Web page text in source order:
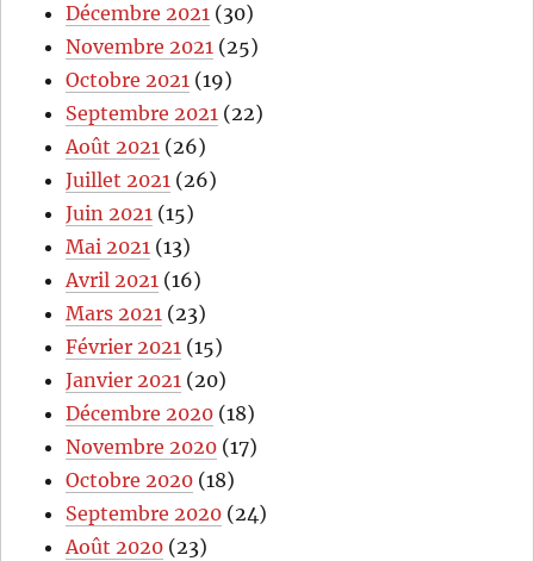
Décembre 2021 (30)
Novembre 2021 (25)
Octobre 2021 (19)
Septembre 2021 (22)
Août 2021 (26)
Juillet 2021 (26)
Juin 2021 (15)
Mai 2021 (13)
Avril 2021 (16)
Mars 2021 (23)
Février 2021 (15)
Janvier 2021 (20)
Décembre 2020 (18)
Novembre 2020 (17)
Octobre 2020 (18)
Septembre 2020 (24)
Août 2020 (23)